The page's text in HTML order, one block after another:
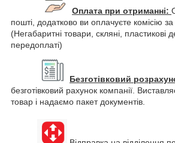
Оплата при отриманні:
пошті, додатково ви оплачуєте комісію
(Негабаритні товари, скляні, пластикові
передоплаті)
Безготівковий
безготівковий рахунок компанії.
товар і надаємо пакет документів.